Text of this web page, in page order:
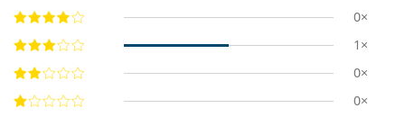
0×
1×
0×
0×